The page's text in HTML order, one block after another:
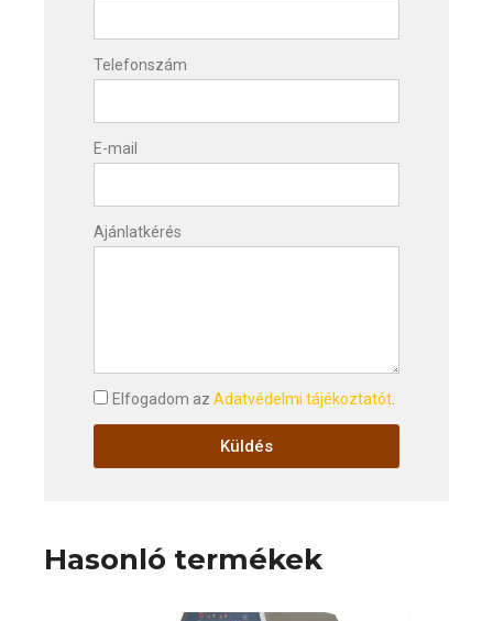
Telefonszám
E-mail
Ajánlatkérés
Elfogadom az Adatvédelmi tájékoztatót.
Küldés
Hasonló termékek